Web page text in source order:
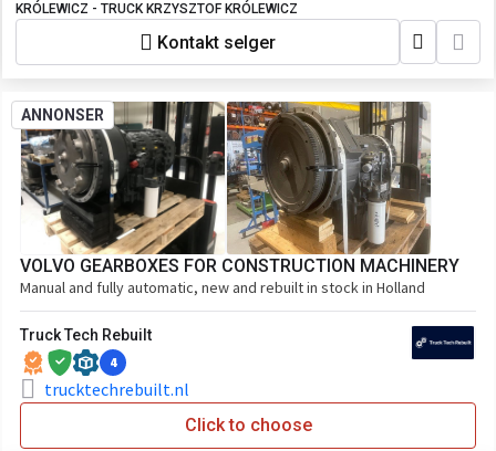
KRÓLEWICZ - TRUCK KRZYSZTOF KRÓLEWICZ
Kontakt selger
ANNONSER
VOLVO GEARBOXES FOR CONSTRUCTION MACHINERY
Manual and fully automatic, new and rebuilt in stock in Holland
Truck Tech Rebuilt
4
trucktechrebuilt.nl
Click to choose